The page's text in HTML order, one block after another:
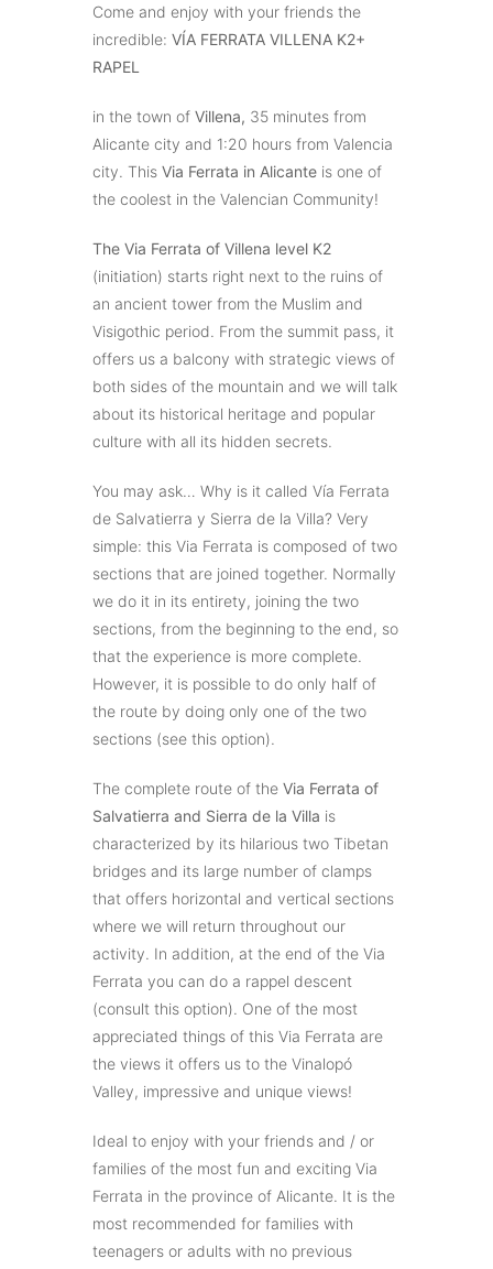
Come and enjoy with your friends the
incredible: VÍA FERRATA VILLENA K2+
RAPEL
in the town of Villena, 35 minutes from
Alicante city and 1:20 hours from Valencia
city. This Via Ferrata in Alicante is one of
the coolest in the Valencian Community!
The Via Ferrata of Villena level K2
(initiation) starts right next to the ruins of
an ancient tower from the Muslim and
Visigothic period. From the summit pass, it
offers us a balcony with strategic views of
both sides of the mountain and we will talk
about its historical heritage and popular
culture with all its hidden secrets.
You may ask… Why is it called Vía Ferrata
de Salvatierra y Sierra de la Villa? Very
simple: this Via Ferrata is composed of two
sections that are joined together. Normally
we do it in its entirety, joining the two
sections, from the beginning to the end, so
that the experience is more complete.
However, it is possible to do only half of
the route by doing only one of the two
sections (see this option).
The complete route of the Via Ferrata of
Salvatierra and Sierra de la Villa is
characterized by its hilarious two Tibetan
bridges and its large number of clamps
that offers horizontal and vertical sections
where we will return throughout our
activity. In addition, at the end of the Via
Ferrata you can do a rappel descent
(consult this option). One of the most
appreciated things of this Via Ferrata are
the views it offers us to the Vinalopó
Valley, impressive and unique views!
Ideal to enjoy with your friends and / or
families of the most fun and exciting Via
Ferrata in the province of Alicante. It is the
most recommended for families with
teenagers or adults with no previous